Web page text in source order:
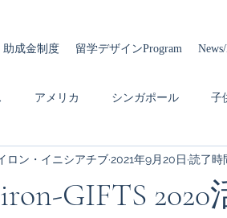
助成金制度 留学デザインProgram
アメリカ シンガポール 子
者キャリア Covid-19 ドイツ
GIFTS
ロン・イニシアチブ2021年9月20日 読了時